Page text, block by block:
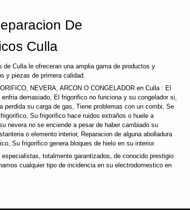
De
Culla
de Culla le ofreceran una amplia gama de productos y
y piezas de primera calidad.
NEVERA, ARCON O CONGELADOR en Culla : El
demasiado, El frigorifico no funciona y su congelador si,
perdida su carga de gas, Tiene problemas con un combi, Se
Su frigorifico hace ruidos extraños o huele a
nevera no se enciende a pesar de haber cambiado su
o elemento interior, Reparacion de alguna abolladura
Su frigorifico genera bloques de hielo en su interior.
totalmente garantizados, de conocido prestigio
cualquier tipo de incidencia en su electrodomestico en